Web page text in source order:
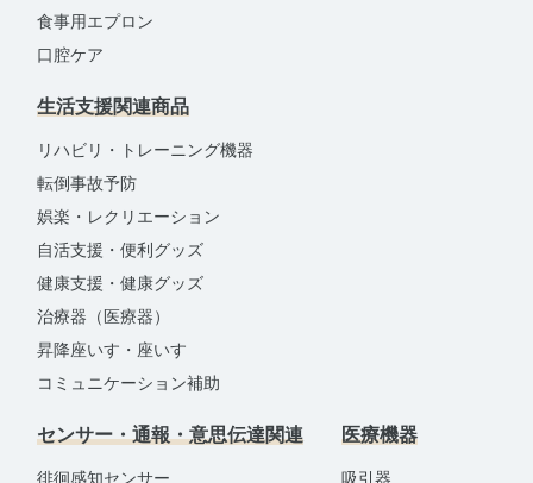
食事用エプロン
口腔ケア
生活支援関連商品
リハビリ・トレーニング機器
転倒事故予防
娯楽・レクリエーション
自活支援・便利グッズ
健康支援・健康グッズ
治療器（医療器）
昇降座いす・座いす
コミュニケーション補助
センサー・通報・意思伝達関連
徘徊感知センサー
医療機器
吸引器